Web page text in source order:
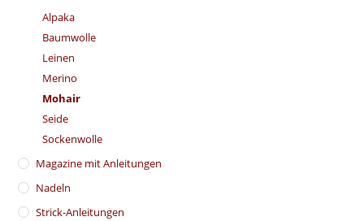
Alpaka
Baumwolle
Leinen
Merino
Mohair
Seide
Sockenwolle
Magazine mit Anleitungen
Nadeln
Strick-Anleitungen